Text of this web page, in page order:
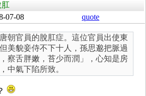
肛
07-08 quote
朝官員的脫肛症。這位官員出使東
美貌妾侍不下十人，孫思邈把脈過
察舌胖嫩，苔少而潤」，心知是房
中氣下陷所致。